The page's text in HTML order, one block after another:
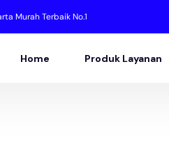
Murah Terbaik No.1
Home Produk Layanan